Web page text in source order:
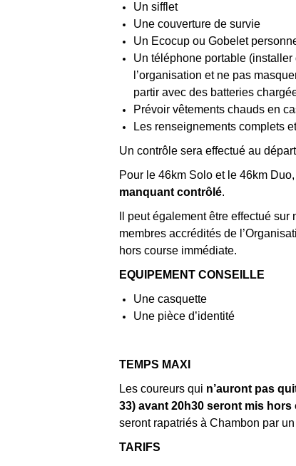
Un sifflet
Une couverture de survie
Un Ecocup ou Gobelet
Un téléphone portable
l’organisation et ne pas
partir avec des batteries
Prévoir vêtements chauds en
Les renseignements complets
Un contrôle sera effectué au
Pour le 46km Solo et le 46km Duo,
manquant contrôlé.
Il peut également être effectué
membres accrédités de
hors course immédiate.
EQUIPEMENT CONSEILLE
Une casquette
Une pièce d’identité
TEMPS MAXI
Les coureurs qui n’auront pas
33) avant 20h30 seront mis hors
seront rapatriés à Chambon par
TARIFS